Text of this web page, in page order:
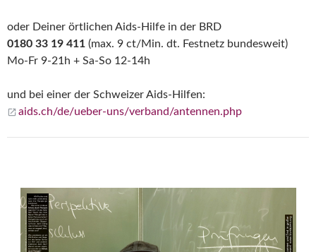
oder Deiner örtlichen Aids-Hilfe in der BRD
0180 33 19 411 (max. 9 ct/Min. dt. Festnetz bundesweit)
Mo-Fr 9-21h + Sa-So 12-14h
und bei einer der Schweizer Aids-Hilfen:
aids.ch/de/ueber-uns/verband/antennen.php